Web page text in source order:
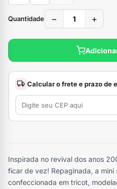
Quantidade − +
Calcular o frete e prazo de
Inspirada no revival dos anos
ficar de vez! Repaginada, a mini
confeccionada em tricot,